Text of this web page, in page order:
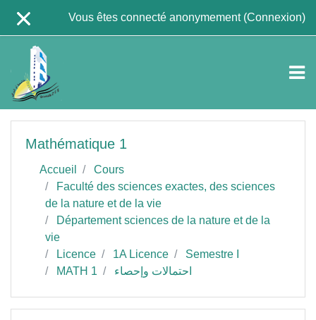
Vous êtes connecté anonymement (Connexion)
Mathématique 1
Accueil
Cours
Faculté des sciences exactes, des sciences
de la nature et de la vie
Département sciences de la nature et de la
vie
Licence
1A Licence
Semestre I
MATH 1
احتمالات وإحصاء